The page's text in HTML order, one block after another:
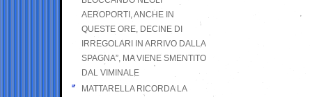
AEROPORTI, ANCHE IN
QUESTE ORE, DECINE DI
IRREGOLARI IN ARRIVO DALLA
SPAGNA”, MA VIENE SMENTITO
DAL VIMINALE
MATTARELLA RICORDA LA